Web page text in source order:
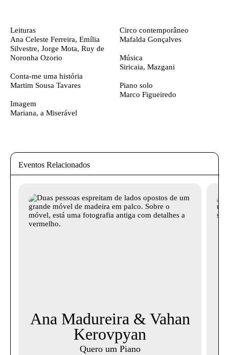
Leituras
Ana Celeste Ferreira, Emília
Silvestre, Jorge Mota, Ruy de
Noronha Ozorio
Conta-me uma história
Martim Sousa Tavares
Imagem
Mariana, a Miserável
Circo contemporâneo
Mafalda Gonçalves
Música
Siricaia, Mazgani
Piano solo
Marco Figueiredo
Eventos Relacionados
Ana Madureira & Vahan
Kerovpyan
Quero um Piano